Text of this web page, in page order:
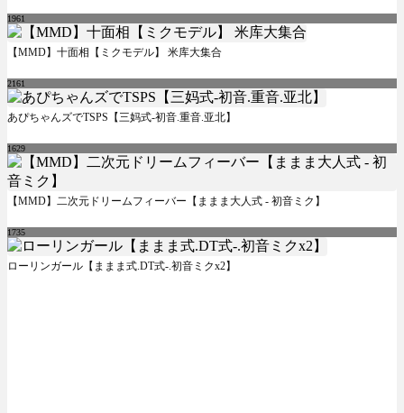
1961
【MMD】十面相【ミクモデル】 米库大集合
2161
あぴちゃんズでTSPS【三妈式-初音.重音.亚北】
1629
【MMD】二次元ドリームフィーバー【ままま大人式 - 初音ミク】
1735
ローリンガール【ままま式.DT式-.初音ミクx2】